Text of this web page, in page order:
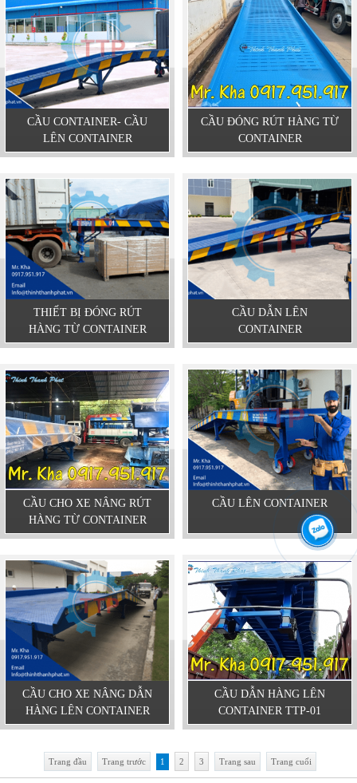
CẦU CONTAINER- CẦU
LÊN CONTAINER
CẦU ĐÓNG RÚT HÀNG TỪ
CONTAINER
THIẾT BỊ ĐÓNG RÚT
HÀNG TỪ CONTAINER
CẦU DẪN LÊN
CONTAINER
CẦU CHO XE NÂNG RÚT
HÀNG TỪ CONTAINER
CẦU LÊN CONTAINER
CẦU CHO XE NÂNG DẪN
HÀNG LÊN CONTAINER
CẦU DẪN HÀNG LÊN
CONTAINER TTP-01
Trang đầu Trang trước 1 2 3 Trang sau Trang cuối